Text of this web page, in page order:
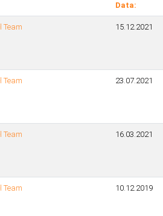
Data:
Team 15.12.2021
Team 23.07.2021
Team 16.03.2021
Team 10.12.2019